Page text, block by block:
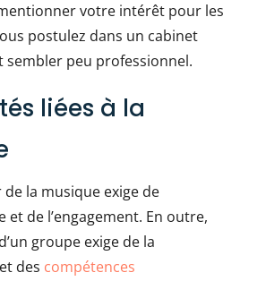
votre intérêt pour les
postulez dans un cabinet
sembler peu professionnel.
liées à la
de la musique exige de
et de l’engagement. En outre,
groupe exige de la
des compétences